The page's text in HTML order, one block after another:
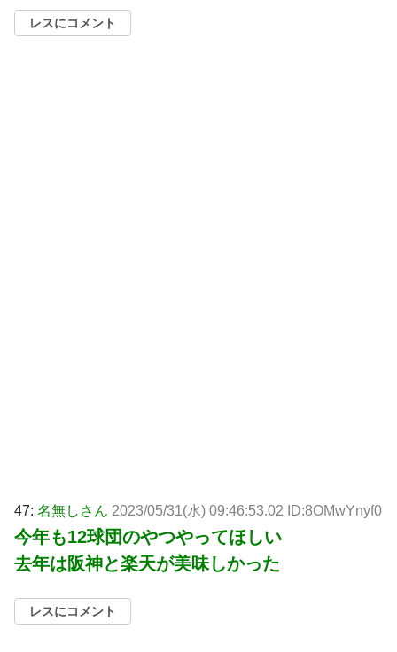
レスにコメント
47: 名無しさん 2023/05/31(水) 09:46:53.02 ID:8OMwYnyf0
今年も12球団のやつやってほしい
去年は阪神と楽天が美味しかった
レスにコメント